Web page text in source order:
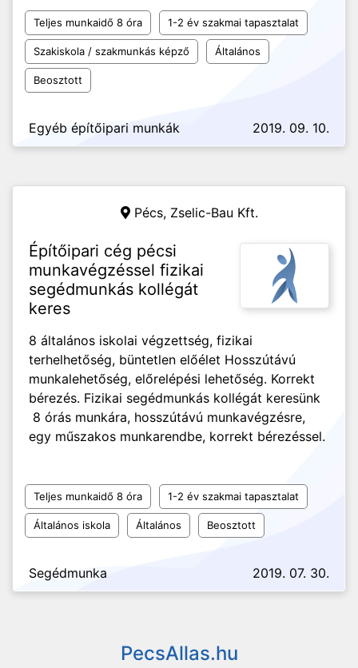
Teljes munkaidő 8 óra 1-2 év szakmai tapasztalat
Szakiskola / szakmunkás képző Általános
Beosztott
Egyéb építőipari munkák 2019. 09. 10.
Pécs, Zselic-Bau Kft.
Építőipari cég pécsi
munkavégzéssel fizikai
segédmunkás kollégát
keres
8 általános iskolai végzettség, fizikai
terhelhetőség, büntetlen előélet Hosszútávú
munkalehetőség, előrelépési lehetőség. Korrekt
bérezés. Fizikai segédmunkás kollégát keresünk
8 órás munkára, hosszútávú munkavégzésre,
egy műszakos munkarendbe, korrekt bérezéssel.
Teljes munkaidő 8 óra 1-2 év szakmai tapasztalat
Általános iskola Általános Beosztott
Segédmunka 2019. 07. 30.
PecsAllas.hu